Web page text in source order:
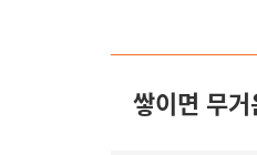
쌓이면 무